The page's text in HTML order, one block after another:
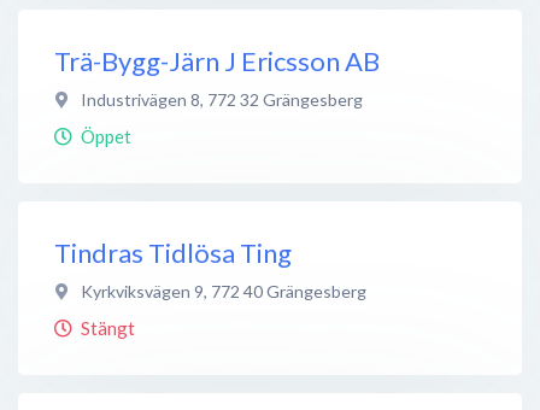
Trä-Bygg-Järn J Ericsson AB
Industrivägen 8, 772 32 Grängesberg
Öppet
Tindras Tidlösa Ting
Kyrkviksvägen 9, 772 40Grängesberg
Stängt